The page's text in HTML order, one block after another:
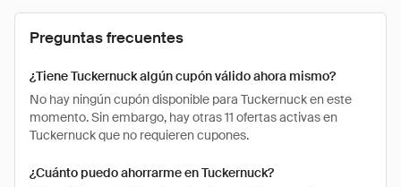
Preguntas frecuentes
¿Tiene Tuckernuck algún cupón válido ahora mismo?
No hay ningún cupón disponible para Tuckernuck en este
momento. Sin embargo, hay otras 11 ofertas activas en
Tuckernuck que no requieren cupones.
¿Cuánto puedo ahorrarme en Tuckernuck?